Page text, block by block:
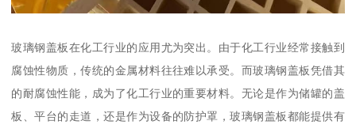
玻璃钢盖板在化工行业的应用尤为突出。由于化工行业经常接触到
腐蚀性物质，传统的金属材料往往难以承受。而玻璃钢盖板凭借其
的耐腐蚀性能，成为了化工行业的重要材料。无论是作为储罐的盖
板、平台的走道，还是作为设备的防护罩，玻璃钢盖板都能提供有